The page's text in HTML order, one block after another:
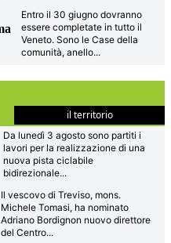
Entro il 30 giugno dovranno
essere completate in tutto il
Veneto. Sono le Case della
comunità, anello...
il territorio
Da lunedì 3 agosto sono partiti i
lavori per la realizzazione di una
nuova pista ciclabile
bidirezionale...
Il vescovo di Treviso, mons.
Michele Tomasi, ha nominato
Adriano Bordignon nuovo direttore
del Centro...